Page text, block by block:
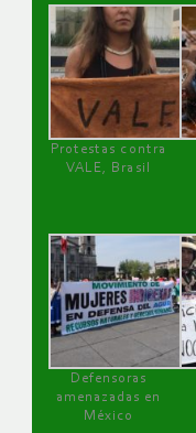
Protestas contra
VALE, Brasil
Defensoras
amenazadas en
México